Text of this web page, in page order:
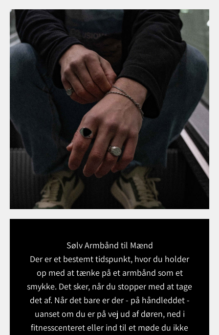
Sølv Armbånd til Mænd
Der er et bestemt tidspunkt, hvor du holder
op med at tænke på et armbånd som et
smykke. Det sker, når du stopper med at tage
det af. Når det bare er der - på håndleddet -
uanset om du er på vej ud af døren, ned i
fitnesscenteret eller ind til et møde du ikke